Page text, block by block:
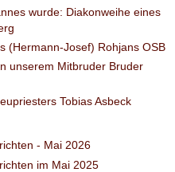
wurde: Diakonweihe eines
(Hermann-Josef) Rohjans OSB
unserem Mitbruder Bruder
Tobias Asbeck
- Mai 2026
im Mai 2025